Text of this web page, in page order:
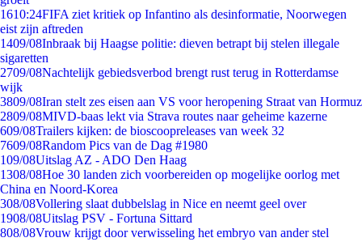
1610:24FIFA ziet kritiek op Infantino als desinformatie, Noorwegen
eist zijn aftreden
1409/08Inbraak bij Haagse politie: dieven betrapt bij stelen illegale
sigaretten
2709/08Nachtelijk gebiedsverbod brengt rust terug in Rotterdamse
wijk
3809/08Iran stelt zes eisen aan VS voor heropening Straat van Hormuz
2809/08MIVD-baas lekt via Strava routes naar geheime kazerne
609/08Trailers kijken: de bioscoopreleases van week 32
7609/08Random Pics van de Dag #1980
109/08Uitslag AZ - ADO Den Haag
1308/08Hoe 30 landen zich voorbereiden op mogelijke oorlog met
China en Noord-Korea
308/08Vollering slaat dubbelslag in Nice en neemt geel over
1908/08Uitslag PSV - Fortuna Sittard
808/08Vrouw krijgt door verwisseling het embryo van ander stel